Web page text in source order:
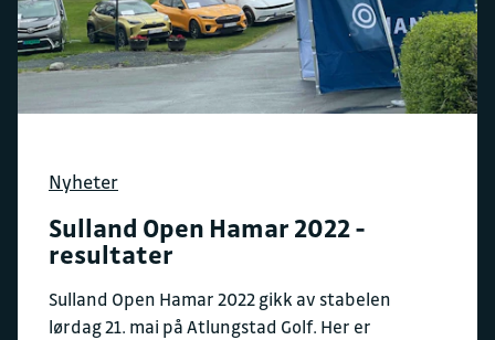
Nyheter
Sulland Open Hamar 2022 -
resultater
Sulland Open Hamar 2022 gikk av stabelen
lørdag 21. mai på Atlungstad Golf. Her er